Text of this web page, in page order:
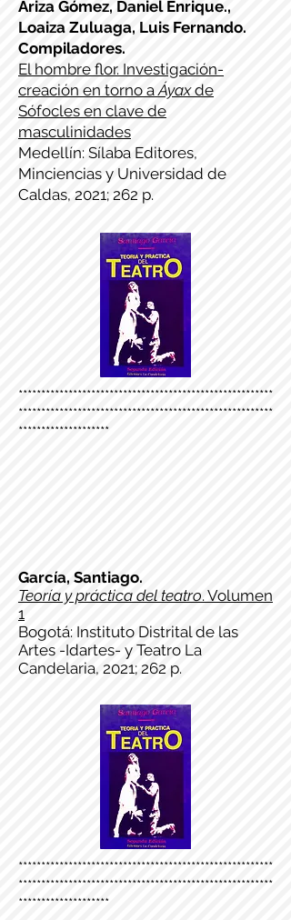
Ariza Gómez, Daniel Enrique.,
Loaiza Zuluaga, Luis Fernando.
Compiladores.
El hombre flor. Investigación-
creación en torno aÁyaxde
Sófocles en clave de
masculinidades
Medellín: Sílaba Editores,
Minciencias y Universidad de
Caldas, 2021; 262 p.
********************************************************
********************************************************
********************
García, Santiago.
Teoría y práctica del teatro. Volumen
1
Bogotá: Instituto Distrital de las
Artes -Idartes- y Teatro La
Candelaria, 2021; 262 p.
********************************************************
********************************************************
********************